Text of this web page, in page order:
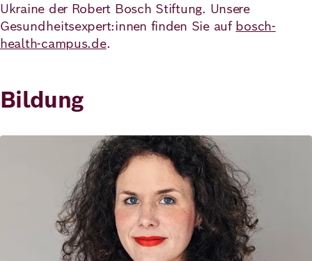
Ukraine der Robert Bosch Stiftung. Unsere
Gesundheitsexpert:innen finden Sie auf bosch-
health-campus.de.
Bildung